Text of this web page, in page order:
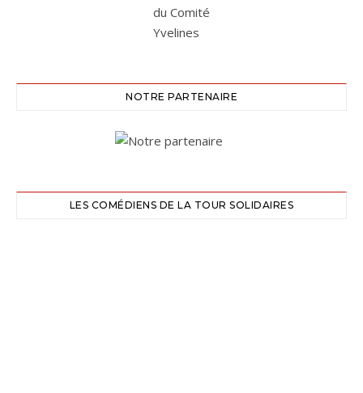
NOTRE PARTENAIRE
LES COMÉDIENS DE LA TOUR SOLIDAIRES